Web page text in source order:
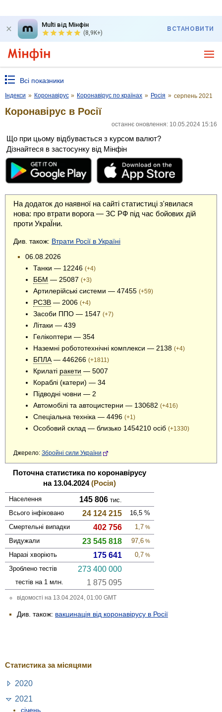
Multi від Мінфін
(8,9K+)
ВСТАНОВИТИ
Всі показники
Індекси » Коронавірус » Коронавірус по країнах » Росія » серпень 2021
Коронавірус в Росії
останнє оновлення: 10.05.2024 15:16
Що при цьому відбувається з курсом валют?
Дізнайтеся в застосунку від Мінфін
На додаток до наявної на сайті статистиці з'явилася
нова: про втрати ворога — ЗС РФ під час бойових дій
проти УкраЇни.
Див. також: Втрати Росії в Україні
06.08.2026
Танки — 12246 (+4)
ББМ — 25087 (+3)
Артилерійські системи — 47455 (+59)
РСЗВ — 2006 (+4)
Засоби ППО — 1547 (+7)
Літаки — 439
Гелікоптери — 354
Наземні робототехнічні комплекси — 2138 (+4)
БПЛА — 446266 (+1811)
Крилаті ракети — 5007
Кораблі (катери) — 34
Підводні човни — 2
Автомобілі та автоцистерни — 130682 (+416)
Спеціальна техніка — 4496 (+1)
Особовий склад — близько 1454210 осіб (+1330)
Джерело: Збройні сили України
Поточна статистика по коронавірусу
на 13.04.2024(Росія)
Населення 145 806 тис.
Всього інфі­ковано
24 124 215 16,5 %
Смер­тельні випадки
402 756 1,7 %
Виду­жали 23 545 818 97,6 %
Наразі хворіють 175 641 0,7 %
Зроблено тестів 273 400 000
тестів на 1 млн. 1 875 095
відомості на 13.04.2024, 01:00 GMT
Див. також: вакцинація від коронавірусу в Росії
Статистика за місяцями
2020
2021
січень